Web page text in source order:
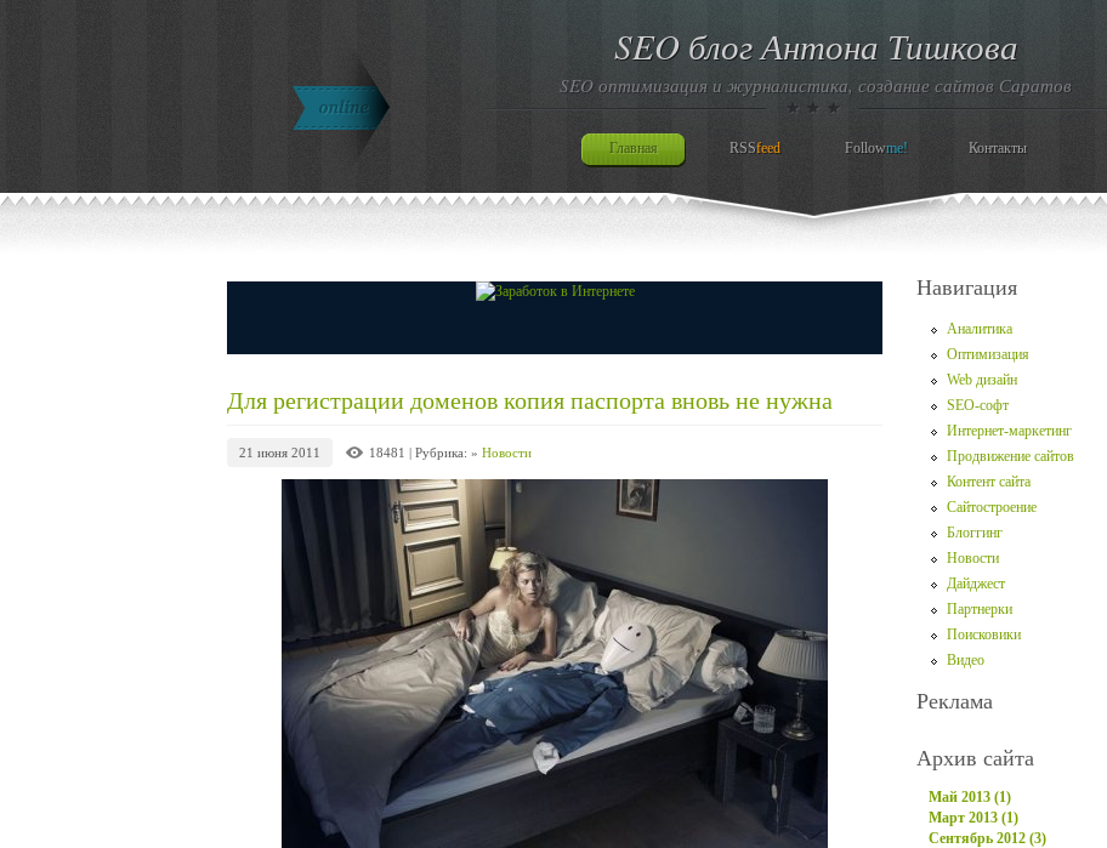
SEO блог Антона Тишкова
SEO оптимизация и журналистика, создание сайтов Саратов
Главная RSSfeed Followme! Контакты
Для регистрации доменов копия паспорта вновь не нужна
21 июня 2011 18481 | Рубрика: » Новости
Навигация
Аналитика
Оптимизация
Web дизайн
SEO-софт
Интернет-маркетинг
Продвижение сайтов
Контент сайта
Сайтостроение
Блоггинг
Новости
Дайджест
Партнерки
Поисковики
Видео
Реклама
Архив сайта
Май 2013 (1)
Март 2013 (1)
Сентябрь 2012 (3)